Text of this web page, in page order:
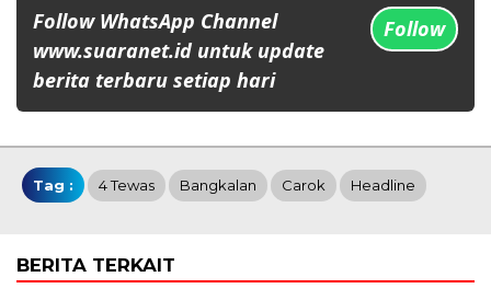
Follow WhatsApp Channel
www.suaranet.id untuk update
berita terbaru setiap hari
Follow
Tag : 4 Tewas Bangkalan Carok Headline
BERITA TERKAIT